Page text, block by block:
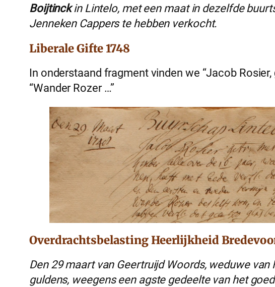
Boijtinckin Lintelo, met een maat in dezelfde
Jenneken Cappers te hebben verkocht.
Liberale Gifte 1748
In onderstaand fragment vinden we “Jacob
“Wander Rozer …”
Overdrachtsbelasting Heerlijkheid
Den 29 maart van Geertruijd Woords, weduwe van
guldens, weegens een agste gedeelte van het